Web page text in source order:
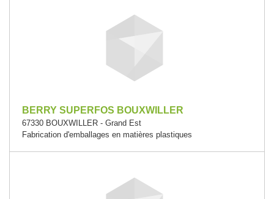
BERRY SUPERFOS BOUXWILLER
67330 BOUXWILLER - Grand Est
Fabrication d'emballages en matières plastiques